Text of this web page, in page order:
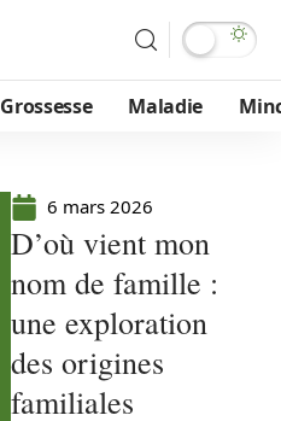
Grossesse Maladie
6 mars 2026
D’où vient mon
nom de famille :
une exploration
des origines
familiales